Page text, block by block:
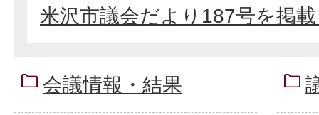
米沢市議会だより187号を掲
会議情報・結果